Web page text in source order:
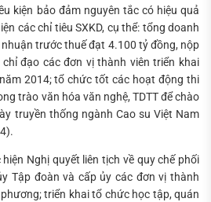
kiện bảo đảm nguyên tắc có hiệu quả
các chỉ tiêu SXKD, cụ thể: tổng doanh
trước thuế đạt 4.100 tỷ đồng, nộp
đạo các đơn vị thành viên triển khai
2014; tổ chức tốt các hoạt động thi
trào văn hóa văn nghệ, TDTT để chào
truyền thống ngành Cao su Việt Nam
Nghị quyết liên tịch về quy chế phối
Tập đoàn và cấp ủy các đơn vị thành
triển khai tổ chức học tập, quán